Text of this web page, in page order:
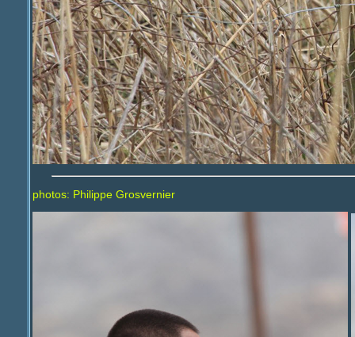
photos: Philippe Grosvernier